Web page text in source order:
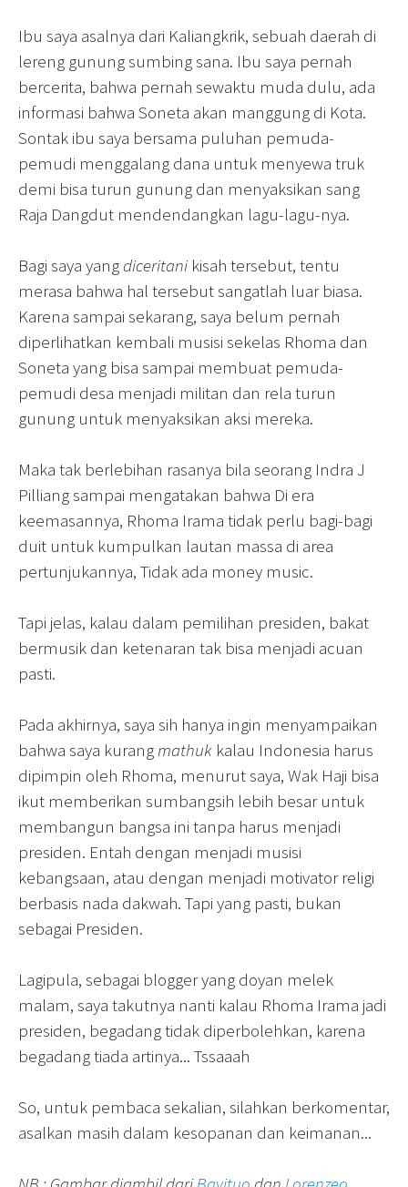
Ibu saya asalnya dari Kaliangkrik, sebuah daerah di
lereng gunung sumbing sana. Ibu saya pernah
bercerita, bahwa pernah sewaktu muda dulu, ada
informasi bahwa Soneta akan manggung di Kota.
Sontak ibu saya bersama puluhan pemuda-
pemudi menggalang dana untuk menyewa truk
demi bisa turun gunung dan menyaksikan sang
Raja Dangdut mendendangkan lagu-lagu-nya.
Bagi saya yangdiceritanikisah tersebut, tentu
merasa bahwa hal tersebut sangatlah luar biasa.
Karena sampai sekarang, saya belum pernah
diperlihatkan kembali musisi sekelas Rhoma dan
Soneta yang bisa sampai membuat pemuda-
pemudi desa menjadi militan dan rela turun
gunung untuk menyaksikan aksi mereka.
Maka tak berlebihan rasanya bila seorang Indra J
Pilliang sampai mengatakan bahwa Di era
keemasannya, Rhoma Irama tidak perlu bagi-bagi
duit untuk kumpulkan lautan massa di area
pertunjukannya, Tidak ada money music.
Tapi jelas, kalau dalam pemilihan presiden, bakat
bermusik dan ketenaran tak bisa menjadi acuan
pasti.
Pada akhirnya, saya sih hanya ingin menyampaikan
bahwa saya kurangmathuk kalau Indonesia harus
dipimpin oleh Rhoma, menurut saya, Wak Haji bisa
ikut memberikan sumbangsih lebih besar untuk
membangun bangsa ini tanpa harus menjadi
presiden. Entah dengan menjadi musisi
kebangsaan, atau dengan menjadi motivator religi
berbasis nada dakwah. Tapi yang pasti, bukan
sebagai Presiden.
Lagipula, sebagai blogger yang doyan melek
malam, saya takutnya nanti kalau Rhoma Irama jadi
presiden, begadang tidak diperbolehkan, karena
begadang tiada artinya... Tssaaah
So, untuk pembaca sekalian, silahkan berkomentar,
asalkan masih dalam kesopanan dan keimanan...